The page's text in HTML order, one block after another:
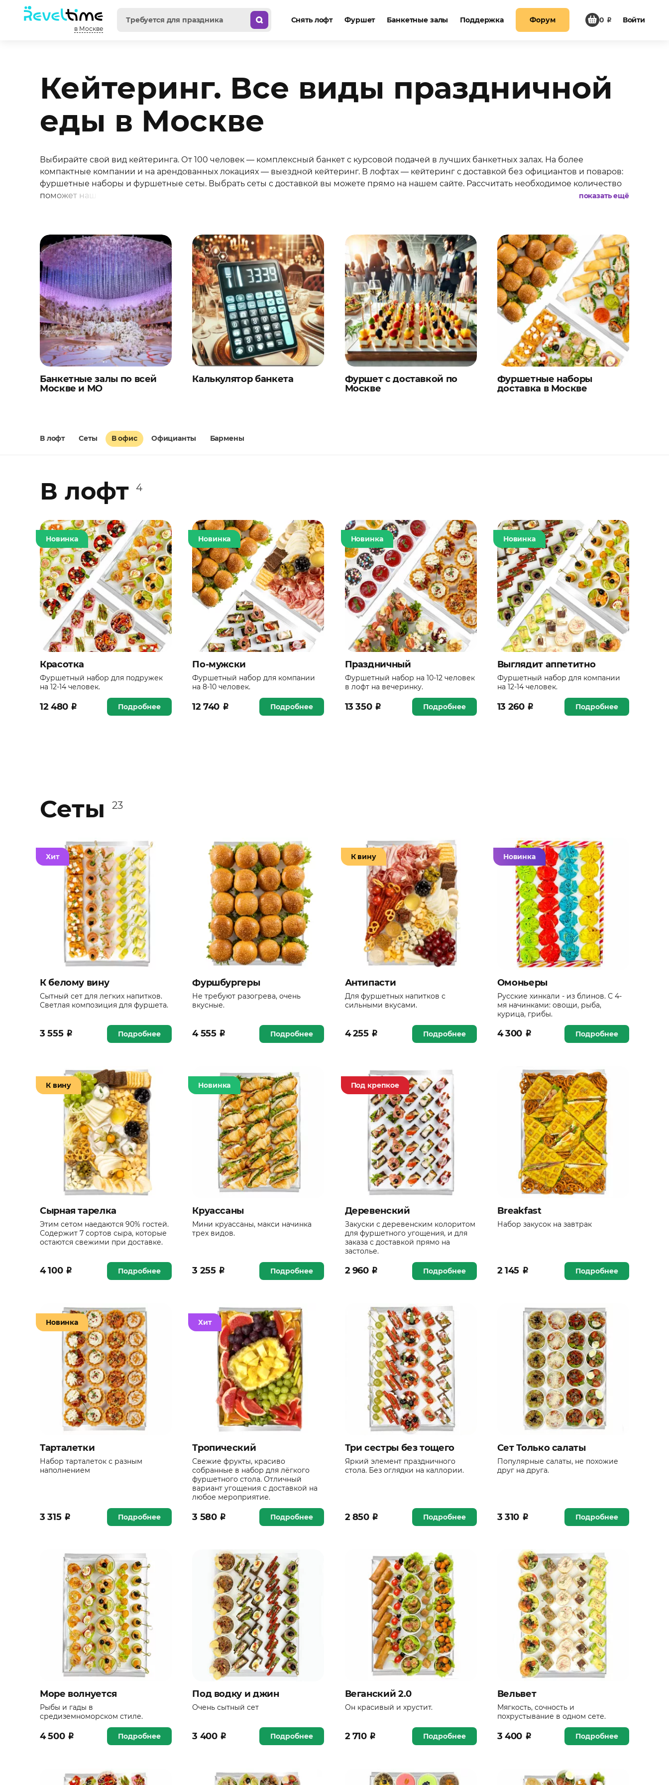
в Москве
Снять лофт Фуршет Банкетные залы Поддержка Форум 0 ₽ Войти
Кейтеринг. Все виды праздничной
еды в Москве
Выбирайте свой вид кейтеринга. От 100 человек — комплексный банкет с курсовой подачей в лучших банкетных залах. На более
компактные компании и на арендованных локациях — выездной кейтеринг. В лофтах — кейтеринг с доставкой без официантов и поваров:
фуршетные наборы и фуршетные сеты. Выбрать сеты с доставкой вы можете прямо на нашем сайте. Рассчитать необходимое количество
поможет наш калькулятор банкета и фуршета.
показать ещё
Банкетные залы по всей
Москве и МО
Калькулятор банкета
Фуршет с доставкой по
Москве
Фуршетные наборы
доставка в Москве
В лофт Сеты В офис Официанты Бармены
В лофт 4
Новинка
Красотка
Фуршетный набор для подружек
на 12-14 человек.
12 480 ₽ Подробнее
Новинка
По-мужски
Фуршетный набор для компании
на 8-10 человек.
12 740 ₽ Подробнее
Новинка
Праздничный
Фуршетный набор на 10-12 человек
в лофт на вечеринку.
13 350 ₽ Подробнее
Новинка
Выглядит аппетитно
Фуршетный набор для компании
на 12-14 человек.
13 260 ₽ Подробнее
Сеты 23
Хит
К белому вину
Сытный сет для легких напитков.
Светлая композиция для фуршета.
3 555 ₽ Подробнее
Фуршбургеры
Не требуют разогрева, очень
вкусные.
4 555 ₽ Подробнее
К вину
Антипасти
Для фуршетных напитков с
сильными вкусами.
4 255 ₽ Подробнее
Новинка
Омоньеры
Русские хинкали - из блинов. С 4-
мя начинками: овощи, рыба,
курица, грибы.
4 300 ₽ Подробнее
К вину
Сырная тарелка
Этим сетом наедаются 90% гостей.
Содержит 7 сортов сыра, которые
остаются свежими при доставке.
4 100 ₽ Подробнее
Новинка
Круассаны
Мини круассаны, макси начинка
трех видов.
3 255 ₽ Подробнее
Под крепкое
Деревенский
Закуски с деревенским колоритом
для фуршетного угощения, и для
заказа с доставкой прямо на
застолье.
2 960 ₽ Подробнее
Breakfast
Набор закусок на завтрак
2 145 ₽ Подробнее
Новинка
Тарталетки
Набор тарталеток с разным
наполнением
3 315 ₽ Подробнее
Хит
Тропический
Свежие фрукты, красиво
собранные в набор для лёгкого
фуршетного стола. Отличный
вариант угощения с доставкой на
любое мероприятие.
3 580 ₽ Подробнее
Три сестры без тощего
Яркий элемент праздничного
стола. Без оглядки на каллории.
2 850 ₽ Подробнее
Сет Только салаты
Популярные салаты, не похожие
друг на друга.
3 310 ₽ Подробнее
Море волнуется
Рыбы и гады в
средиземноморском стиле.
4 500 ₽ Подробнее
Под водку и джин
Очень сытный сет
3 400 ₽ Подробнее
Веганский 2.0
Он красивый и хрустит.
2 710 ₽ Подробнее
Вельвет
Мягкость, сочность и
похрустывание в одном сете.
3 400 ₽ Подробнее